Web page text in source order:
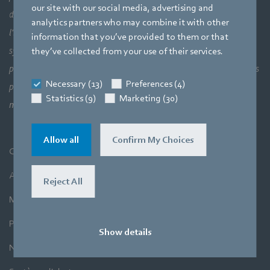
our site with our social media, advertising and
analytics partners who may combine it with other
information that you’ve provided to them or that
they’ve collected from your use of their services.
Necessary (13)
Preferences (4)
Statistics (9)
Marketing (30)
Allow all Confirm My Choices
Reject All
Show details
d’ensemble : les liaisons entre les éléments aérauliques et donc
l'interaction parfaite entre la technologie des moteurs, les
systèmes électroniques et la technologie des fluides. Nos trois
principaux atouts sont directement liés les uns aux autres dans nos
produits. En effet, l’objectif est toujours d’utiliser l’air et le
mouvement avec une efficacité maximale.
CGV
Achats
Mentions légales
Protection des données
Newsletter